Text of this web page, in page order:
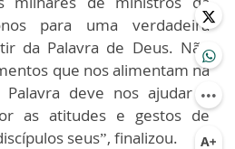
para uma verdadeira
da Palavra de Deus. Não
que nos alimentam na
deve nos ajudar a
as atitudes e gestos de
seus”, finalizou.